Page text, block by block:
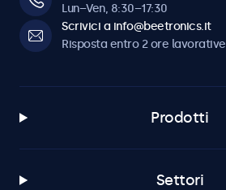
Lun–Ven, 8:30–17:30
Scrivici a info@beetronics.it
Risposta entro 2 ore lavorative
Prodotti
Settori